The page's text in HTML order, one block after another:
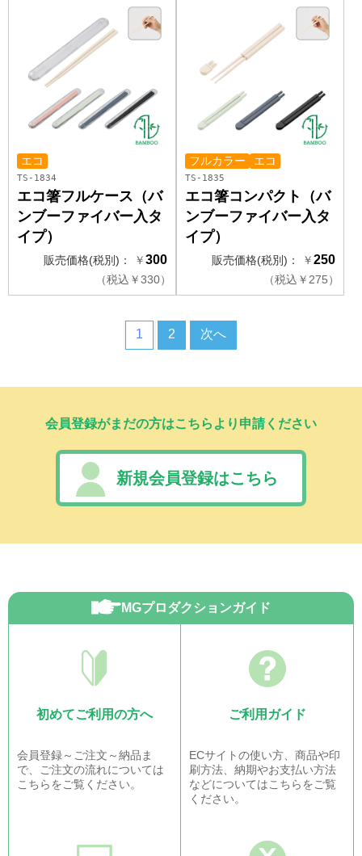
エコ
TS-1834
エコ箸フルケース（バ
ンブーファイバー入タ
イプ）
販売価格(税別)： ￥300
（税込 ￥330）
フルカラー エコ
TS-1835
エコ箸コンパクト（バ
ンブーファイバー入タ
イプ）
販売価格(税別)： ￥250
（税込 ￥ 275）
1 2 次へ
会員登録がまだの方はこちらより申請ください
新規会員登録はこちら
MGプロダクションガイド
初めてご利用の方へ
会員登録～ご注文～納品ま
で、ご注文の流れについては
こちらをご覧ください。
ご利用ガイド
ECサイトの使い方、商品や印
刷方法、納期やお支払い方法
などについてはこちらをご覧
ください。